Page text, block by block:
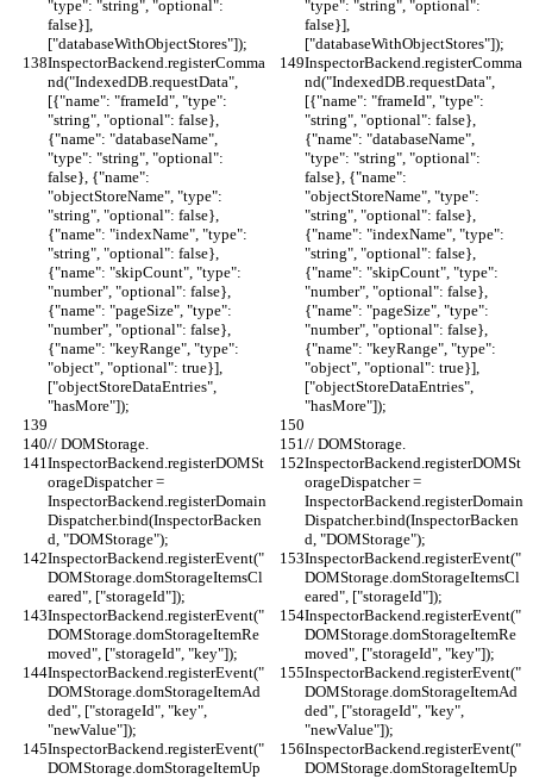
"type": "string", "optional":
false}],
["databaseWithObjectStores"]);
"type": "string", "optional":
false}],
["databaseWithObjectStores"]);
InspectorBackend.registerComma
nd("IndexedDB.requestData",
[{"name": "frameId", "type":
"string", "optional": false},
{"name": "databaseName",
"type": "string", "optional":
false}, {"name":
"objectStoreName", "type":
"string", "optional": false},
{"name": "indexName", "type":
"string", "optional": false},
{"name": "skipCount", "type":
"number", "optional": false},
{"name": "pageSize", "type":
"number", "optional": false},
{"name": "keyRange", "type":
"object", "optional": true}],
["objectStoreDataEntries",
"hasMore"]);
InspectorBackend.registerComma
nd("IndexedDB.requestData",
[{"name": "frameId", "type":
"string", "optional": false},
{"name": "databaseName",
"type": "string", "optional":
false}, {"name":
"objectStoreName", "type":
"string", "optional": false},
{"name": "indexName", "type":
"string", "optional": false},
{"name": "skipCount", "type":
"number", "optional": false},
{"name": "pageSize", "type":
"number", "optional": false},
{"name": "keyRange", "type":
"object", "optional": true}],
["objectStoreDataEntries",
"hasMore"]);
// DOMStorage.
// DOMStorage.
InspectorBackend.registerDOMSt
orageDispatcher =
InspectorBackend.registerDomain
Dispatcher.bind(InspectorBacken
d, "DOMStorage");
InspectorBackend.registerDOMSt
orageDispatcher =
InspectorBackend.registerDomain
Dispatcher.bind(InspectorBacken
d, "DOMStorage");
InspectorBackend.registerEvent("
DOMStorage.domStorageItemsCl
eared", ["storageId"]);
InspectorBackend.registerEvent("
DOMStorage.domStorageItemsCl
eared", ["storageId"]);
InspectorBackend.registerEvent("
DOMStorage.domStorageItemRe
moved", ["storageId", "key"]);
InspectorBackend.registerEvent("
DOMStorage.domStorageItemRe
moved", ["storageId", "key"]);
InspectorBackend.registerEvent("
DOMStorage.domStorageItemAd
ded", ["storageId", "key",
"newValue"]);
InspectorBackend.registerEvent("
DOMStorage.domStorageItemAd
ded", ["storageId", "key",
"newValue"]);
InspectorBackend.registerEvent("
DOMStorage.domStorageItemUp
InspectorBackend.registerEvent("
DOMStorage.domStorageItemUp